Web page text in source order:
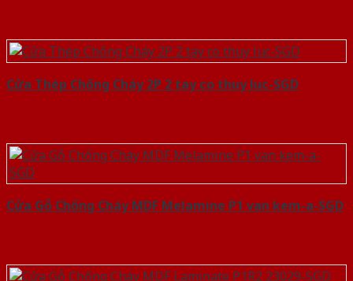
Cửa Thép Chống Cháy 2P 2 tay co thuy luc-SGD
Cửa Gỗ Chống Cháy MDF Melamine P1 van kem-a-SGD